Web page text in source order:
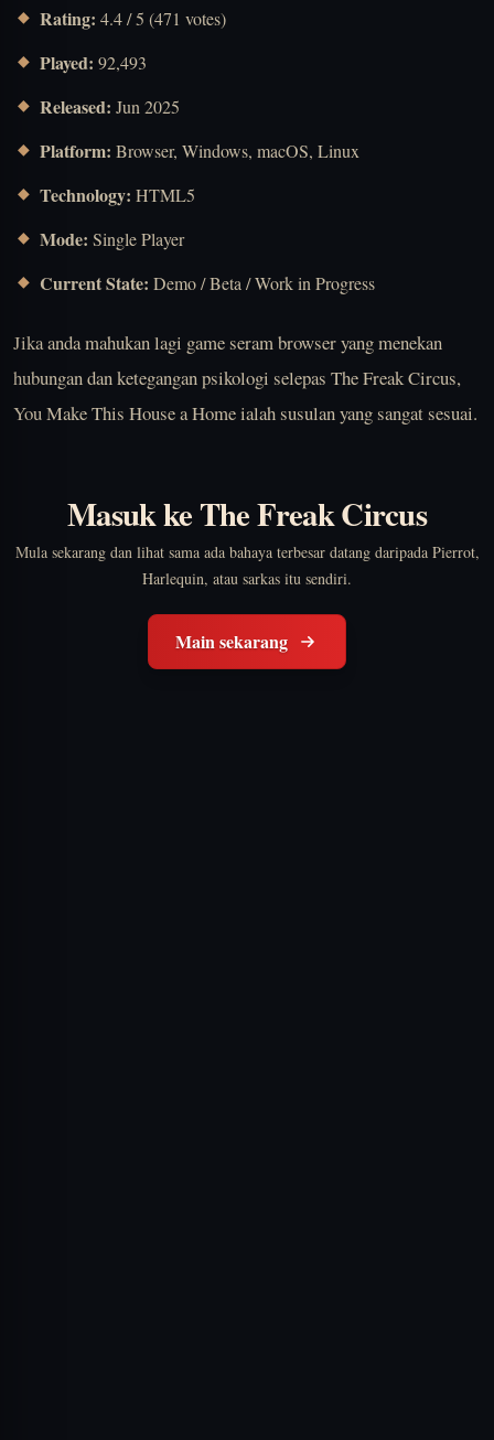
Rating: 4.4 / 5 (471 votes)
Played: 92,493
Released: Jun 2025
Platform: Browser, Windows, macOS, Linux
Technology: HTML5
Mode: Single Player
Current State: Demo / Beta / Work in Progress
Jika anda mahukan lagi game seram browser yang menekan
hubungan dan ketegangan psikologi selepas The Freak Circus,
You Make This House a Home ialah susulan yang sangat sesuai.
Masuk ke The Freak Circus
Mula sekarang dan lihat sama ada bahaya terbesar datang daripada Pierrot,
Harlequin, atau sarkas itu sendiri.
Main sekarang